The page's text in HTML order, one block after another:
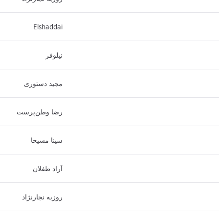
Elshaddai
نیلوفر
مجید دستوری
رضا وطن‌پرست
سینا مسیحا
آراد طفلان
روزبه نجارنژاد